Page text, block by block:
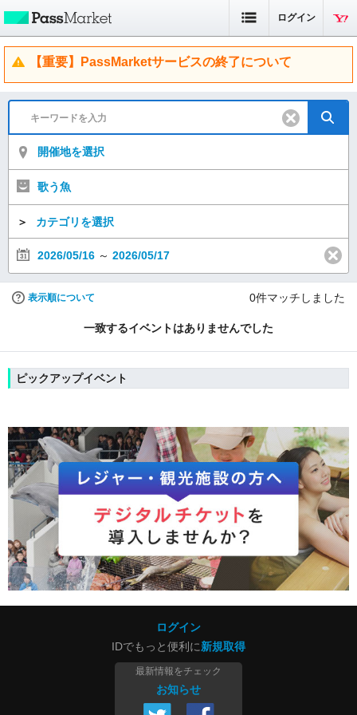
ログイン
【重要】PassMarketサービスの終了について
開催地を選択
歌う魚
＞ カテゴリを選択
2026/05/16 ～ 2026/05/17
表示順について 0件マッチしました
一致するイベントはありませんでした
ピックアップイベント
ログイン
IDでもっと便利に新規取得
最新情報をチェック
お知らせ